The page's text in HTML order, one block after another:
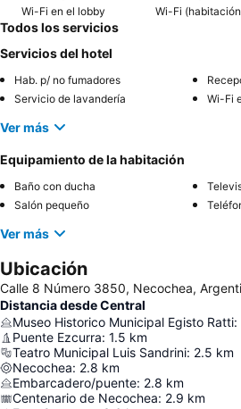
Wi-Fi en el lobby Wi-Fi
Todos los servicios
Servicios del hotel
Hab. p/ no fumadores
Servicio de lavandería
Wi-Fi
Ver más
Equipamiento de la habitación
Baño con ducha
Salón pequeño
Ver más
Ubicación
Calle 8 Número 3850, Necochea,
Distancia desde Central
Museo Historico Municipal Egisto Ratti:
Puente Ezcurra: 1.5 km
Teatro Municipal Luis Sandrini: 2.5 km
Necochea: 2.8 km
Embarcadero/puente: 2.8 km
Centenario de Necochea: 2.9 km